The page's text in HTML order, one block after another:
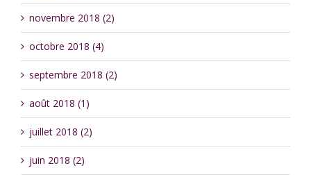
novembre 2018 (2)
octobre 2018 (4)
septembre 2018 (2)
août 2018 (1)
juillet 2018 (2)
juin 2018 (2)